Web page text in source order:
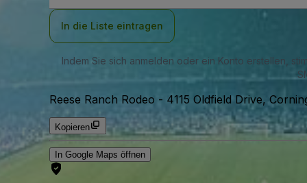
In die Liste eintragen
Indem Sie sich anmelden oder ein Konto erstellen,
Reese Ranch Rodeo - 4115 Oldfield Drive,
Kopieren
In Google Maps öffnen